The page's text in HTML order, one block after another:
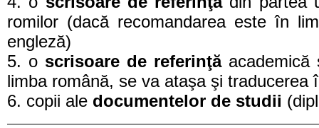
romilor (dacă recomandarea este în
engleză)
5. o scrisoare de referinţă
limba română, se va ataşa şi traducerea
6. copii ale documentelor de studii